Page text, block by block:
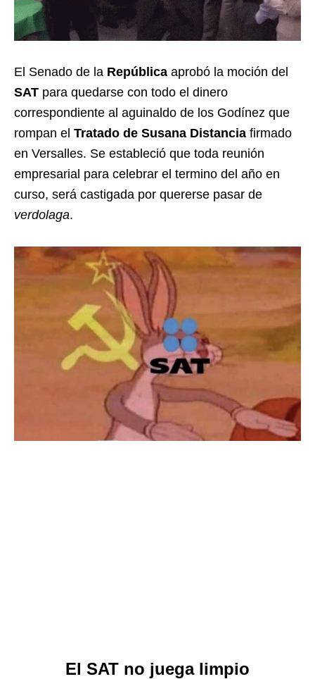
El Senado de la República aprobó la moción del
SAT para quedarse con todo el dinero
correspondiente al aguinaldo de los Godínez que
rompan el Tratado de Susana Distancia firmado
en Versalles. Se estableció que toda reunión
empresarial para celebrar el termino del año en
curso, será castigada por quererse pasar de
verdolaga.
El SAT no juega limpio